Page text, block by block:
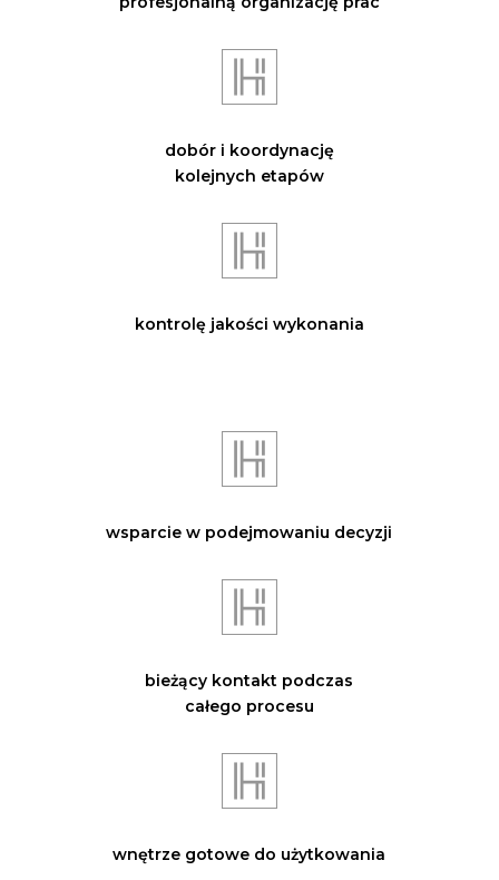
dobór i koordynację
kolejnych etapów
kontrolę jakości wykonania
wsparcie w podejmowaniu decyzji
bieżący kontakt podczas
całego procesu
wnętrze gotowe do użytkowania